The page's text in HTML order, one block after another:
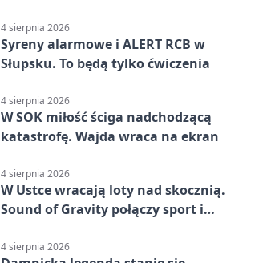
4 sierpnia 2026
Syreny alarmowe i ALERT RCB w
Słupsku. To będą tylko ćwiczenia
4 sierpnia 2026
W SOK miłość ściga nadchodzącą
katastrofę. Wajda wraca na ekran
4 sierpnia 2026
W Ustce wracają loty nad skocznią.
Sound of Gravity połączy sport i
4 sierpnia 2026